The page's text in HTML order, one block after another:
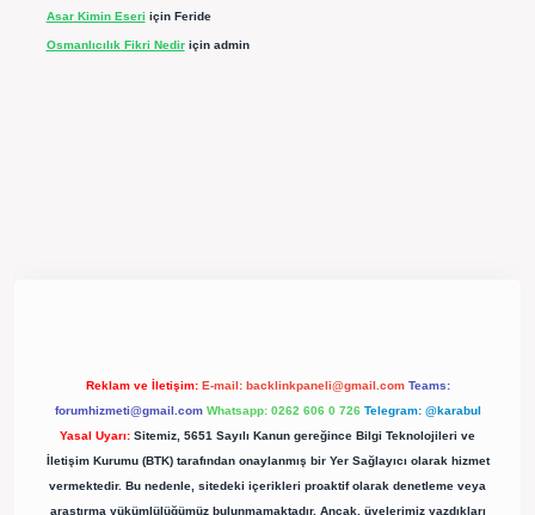
Asar Kimin Eseri için Feride
Osmanlıcılık Fikri Nediriçin admin
Reklam ve İletişim: E-mail: backlinkpaneli@gmail.com Teams:
forumhizmeti@gmail.com Whatsapp: 0262 606 0 726 Telegram: @karabul
Yasal Uyarı: Sitemiz, 5651 Sayılı Kanun gereğince Bilgi Teknolojileri ve
İletişim Kurumu (BTK) tarafından onaylanmış bir Yer Sağlayıcı olarak hizmet
vermektedir. Bu nedenle, sitedeki içerikleri proaktif olarak denetleme veya
araştırma yükümlülüğümüz bulunmamaktadır. Ancak, üyelerimiz yazdıkları